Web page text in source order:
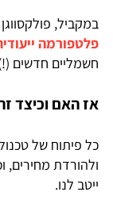
במקביל,
פלטפורמה
חשמליים חדשים
אז האם וכיצד
כל פיתוח של
ולהורדת מחירים,
ייטב לנו.